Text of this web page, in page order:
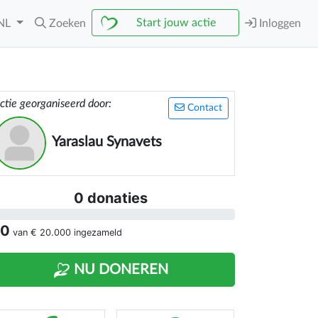
Zoeken Start jouw actie Inloggen
Contact
georganiseerd door:
Yaraslau Synavets
0 donaties
van € 20.000 ingezameld
NU DONEREN